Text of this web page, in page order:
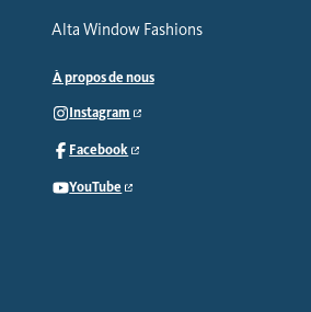
Alta Window Fashions
À propos de nous
Instagram
Facebook
YouTube